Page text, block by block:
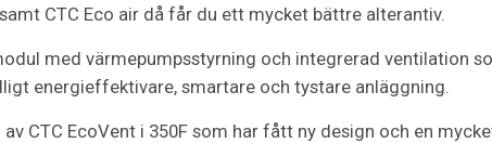
CTC Eco air då får du ett mycket bättre alterantiv.
med värmepumpsstyrning och integrerad ventilation
energieffektivare, smartare och tystare anläggning.
CTC EcoVent i 350F som har fått ny design och en